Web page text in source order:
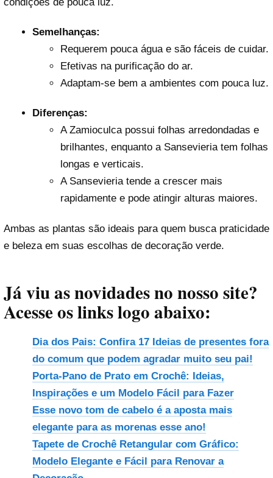
Semelhanças:
Requerem pouca água e são fáceis de cuidar.
Efetivas na purificação do ar.
Adaptam-se bem a ambientes com pouca luz.
Diferenças:
A Zamioculca possui folhas arredondadas e
brilhantes, enquanto a Sansevieria tem folhas
longas e verticais.
A Sansevieria tende a crescer mais
rapidamente e pode atingir alturas maiores.
Ambas as plantas são ideais para quem busca praticidade
e beleza em suas escolhas de decoração verde.
Já viu as novidades no nosso site?
Acesse os links logo abaixo:
Dia dos Pais: Confira 17 Ideias de presentes fora
do comum que podem agradar muito seu pai!
Porta-Pano de Prato em Crochê: Ideias,
Inspirações e um Modelo Fácil para Fazer
Esse novo tom de cabelo é a aposta mais
elegante para as morenas esse ano!
Tapete de Crochê Retangular com Gráfico:
Modelo Elegante e Fácil para Renovar a